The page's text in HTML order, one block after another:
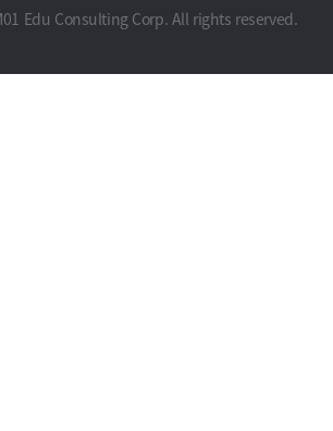
Edu Consulting Corp. All rights reserved.